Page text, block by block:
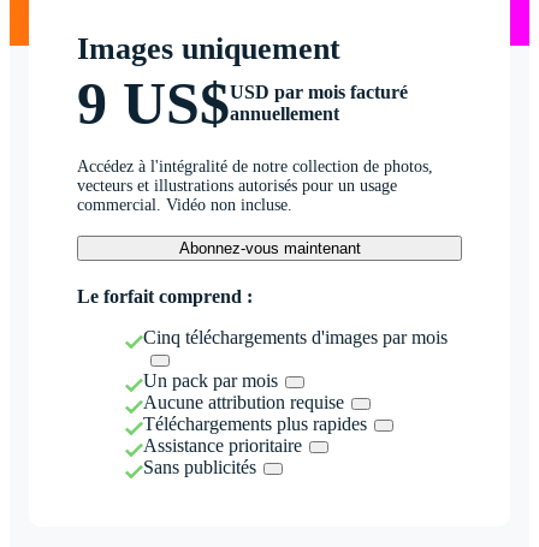
Images uniquement
9 US$USD par mois facturé
annuellement
Accédez à l'intégralité de notre collection de photos,
vecteurs et illustrations autorisés pour un usage
commercial. Vidéo non incluse.
Abonnez-vous maintenant
Le forfait comprend :
Cinq téléchargements d'images par mois
Un pack par mois
Aucune attribution requise
Téléchargements plus rapides
Assistance prioritaire
Sans publicités